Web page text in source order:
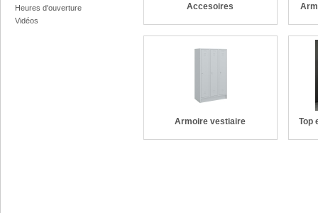
Heures d'ouverture
Vidéos
Accesoires
Armoire vestiaire Top